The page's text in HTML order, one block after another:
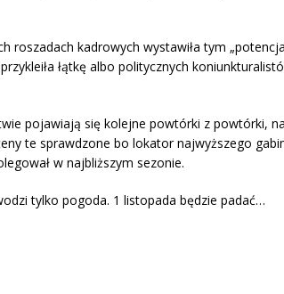
roszadach kadrowych wystawiła tym
łątkę albo politycznych
pojawiają się kolejne powtórki z powtórki,
te sprawdzone bo lokator najwyższego
w najbliższym sezonie.
tylko pogoda. 1 listopada będzie padać…